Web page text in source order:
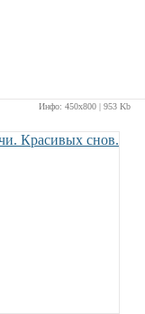
Инфо: 450х800 | 953 Kb